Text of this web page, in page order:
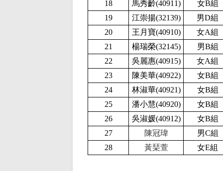
18 馬秀齡(40911)
女B組
19
江崇揚(32139)
男D組
20
王月寶(40910)
女A組
21
楊瑞榮(32145)
男B組
22
吳麗惠(40915)
女A組
23
陳美華(40922)
女B組
24
林淑華(40921)
女B組
25
潘小慧(40920)
女B組
26
吳淑媛(40912)
女B組
27
陳冠瑋
男C組
28
黃琹萱 女E組